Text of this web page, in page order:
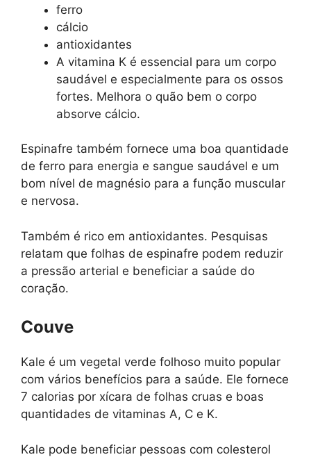
ferro
cálcio
antioxidantes
A vitamina K é essencial para um corpo
saudável e especialmente para os ossos
fortes. Melhora o quão bem o corpo
absorve cálcio.
Espinafre também fornece uma boa quantidade
de ferro para energia e sangue saudável e um
bom nível de magnésio para a função muscular
e nervosa.
Também é rico em antioxidantes. Pesquisas
relatam que folhas de espinafre podem reduzir
a pressão arterial e beneficiar a saúde do
coração.
Couve
Kale é um vegetal verde folhoso muito popular
com vários benefícios para a saúde. Ele fornece
7 calorias por xícara de folhas cruas e boas
quantidades de vitaminas A, C e K.
Kale pode beneficiar pessoas com colesterol